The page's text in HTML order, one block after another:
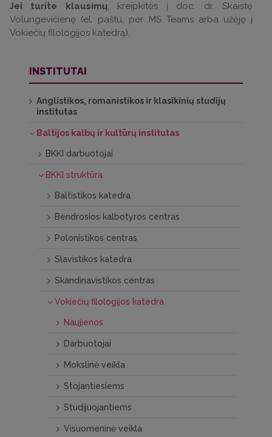
Jei turite klausimų, kreipkitės į doc. dr. Skaistę
Volungevičienę (el. paštu, per MS Teams arba užėję į
Vokiečių filologijos katedrą).
INSTITUTAI
Anglistikos, romanistikos ir klasikinių studijų
institutas
Baltijos kalbų ir kultūrų institutas
BKKI darbuotojai
BKKI struktūra
Baltistikos katedra
Bendrosios kalbotyros centras
Polonistikos centras
Slavistikos katedra
Skandinavistikos centras
Vokiečių filologijos katedra
Naujienos
Darbuotojai
Mokslinė veikla
Stojantiesiems
Studijuojantiems
Visuomeninė veikla